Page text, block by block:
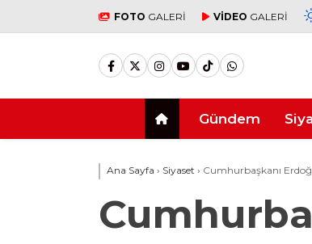
FOTO GALERİ VİDEO GALERİ
Gündem
Ana Sayfa › Siyaset › Cumhurbaşkanı